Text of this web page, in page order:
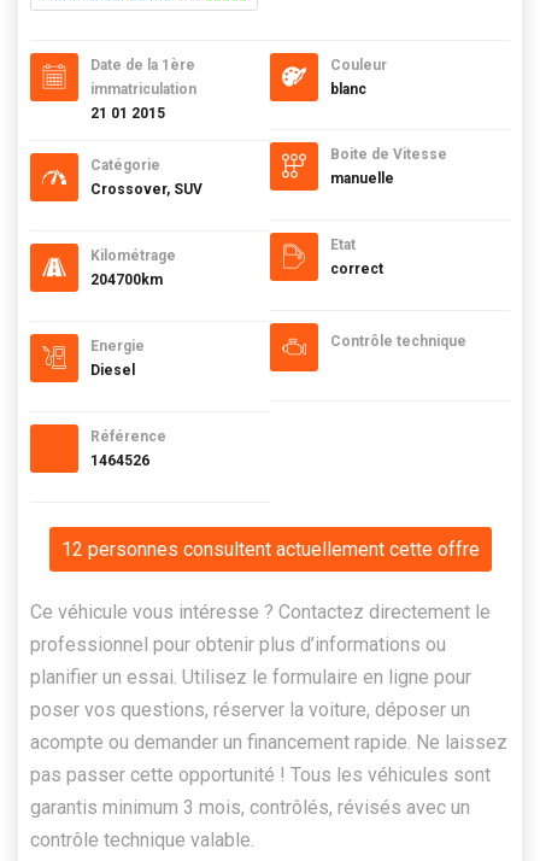
Date de la 1ère
immatriculation
21 01 2015
Catégorie
Crossover, SUV
Kilométrage
204700km
Energie
Diesel
Référence
1464526
Couleur
blanc
Boite de Vitesse
manuelle
Etat
correct
Contrôle technique
12 personnes consultent actuellement cette offre
Ce véhicule vous intéresse ? Contactez directement le
professionnel pour obtenir plus d’informations ou
planifier un essai. Utilisez le formulaire en ligne pour
poser vos questions, réserver la voiture, déposer un
acompte ou demander un financement rapide. Ne laissez
pas passer cette opportunité ! Tous les véhicules sont
garantis minimum 3 mois, contrôlés, révisés avec un
contrôle technique valable.